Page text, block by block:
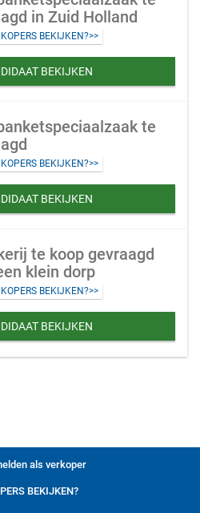
in Zuid Holland
BEKIJKEN?>>
BEKIJKEN
te
BEKIJKEN?>>
BEKIJKEN
te koop gevraagd
klein dorp
BEKIJKEN?>>
BEKIJKEN
als verkoper
BEKIJKEN?